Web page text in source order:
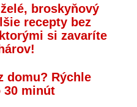
broskyňový
recepty bez
si zavaríte
domu? Rýchle
30 minút